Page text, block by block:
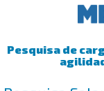
Pesquisa de